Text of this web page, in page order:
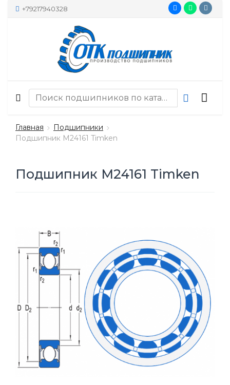
+79217940328
Главная
Подшипники
Подшипник M24161 Timken
Подшипник M24161 Timken